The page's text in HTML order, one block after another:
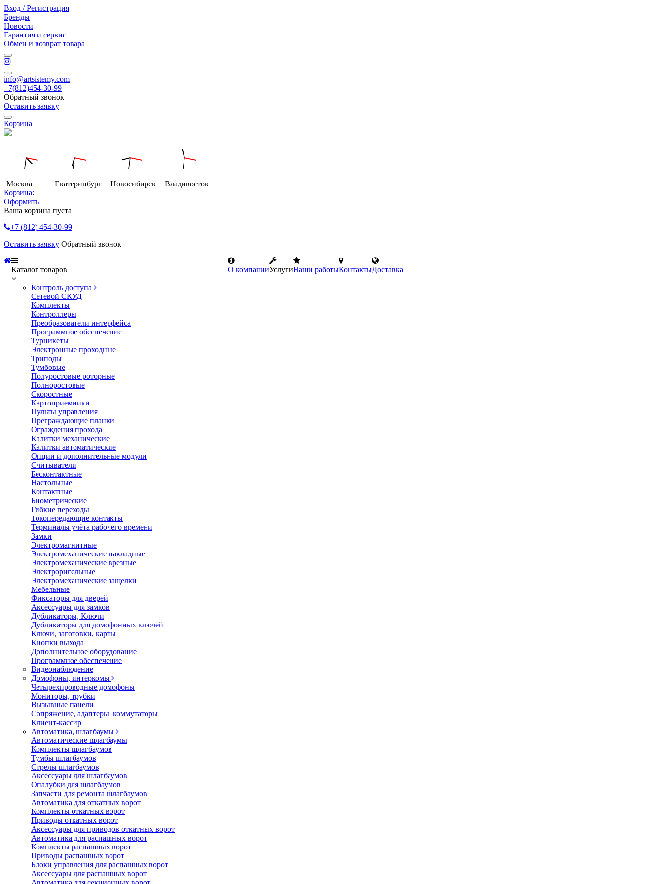
Вход / Регистрация
Бренды
Новости
Гарантия и сервис
Обмен и возврат товара
info@artsistemy.com
+7(812)454-30-99
Обратный звонок
Оставить заявку
Корзина
Москва Екатеринбург Новосибирск
Владивосток
Корзина:
Оформить
Ваша корзина пуста
+7 (812) 454-30-99
Оставить заявку Обратный звонок
Каталог товаров
Контроль доступа
Сетевой СКУД
Комплекты
Контроллеры
Преобразователи интерфейса
Программное обеспечение
Турникеты
Электронные проходные
Триподы
Тумбовые
Полуростовые роторные
Полноростовые
Скоростные
Картоприемники
Пульты управления
Преграждающие планки
Ограждения прохода
Калитки механические
Калитки автоматические
Опции и дополнительные модули
Считыватели
Бесконтактные
Настольные
Контактные
Биометрические
Гибкие переходы
Токопередающие контакты
Терминалы учёта рабочего времени
Замки
Электромагнитные
Электромеханические накладные
Электромеханические врезные
Электроригельные
Электромеханические защелки
Мебельные
Фиксаторы для дверей
Аксессуары для замков
Дубликаторы, Ключи
Дубликаторы для домофонных ключей
Ключи, заготовки, карты
Кнопки выхода
Дополнительное оборудование
Программное обеспечение
Видеонаблюдение
Домофоны, интеркомы
Четырехпроводные домофоны
Мониторы, трубки
Вызывные панели
Сопряжение, адаптеры, коммутаторы
Клиент-кассир
Автоматика, шлагбаумы
Автоматические шлагбаумы
Комплекты шлагбаумов
Тумбы шлагбаумов
Стрелы шлагбаумов
Аксессуары для шлагбаумов
Опалубки для шлагбаумов
Запчасти для ремонта шлагбаумов
Автоматика для откатных ворот
Комплекты откатных ворот
Приводы откатных ворот
Аксессуары для приводов откатных ворот
Автоматика для распашных ворот
Комплекты распашных ворот
Приводы распашных ворот
Блоки управления для распашных ворот
Аксессуары для распашных ворот
Автоматика для секционных ворот
О компанииУслугиНаши работыКонтактыДоставка